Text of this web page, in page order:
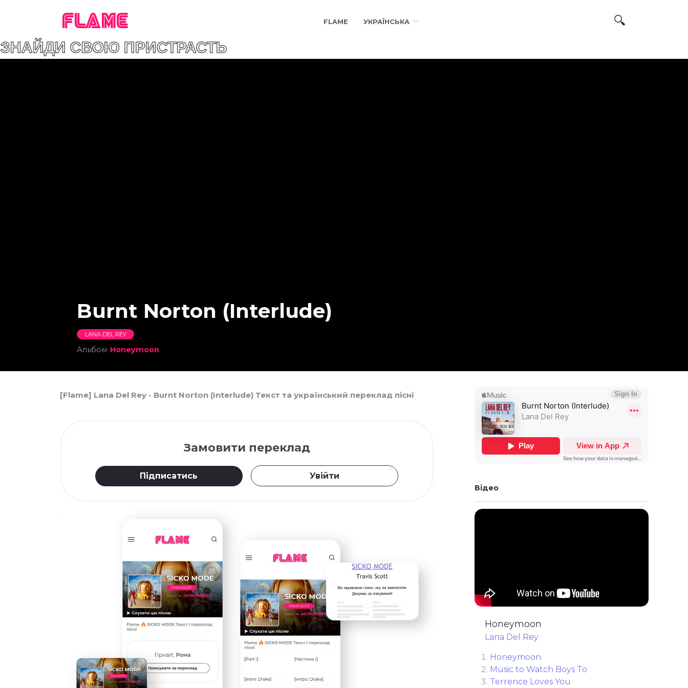
FLAME FLAME УКРАЇНСЬКА
ПРИСТРАСТЬ
Burnt Norton (Interlude)
LANA DEL REY
Альбом Honeymoon
[Flame] Lana Del Rey - Burnt Norton (Interlude) Текст та український переклад пісні
Замовити переклад
Підписатись Увійти
Відео
Honeymoon
Lana Del Rey
Honeymoon
Music to Watch Boys To
Terrence Loves You